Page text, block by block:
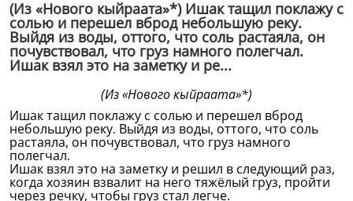
(Из «Нового кыйраата»*) Ишак тащил поклажу с
солью и перешел вброд небольшую реку.
Выйдя из воды, оттого, что соль растаяла, он
почувствовал, что груз намного полегчал.
Ишак взял это на заметку и ре...
(Из «Нового кыйраата»*)
Ишак тащил поклажу с солью и перешел вброд
небольшую реку. Выйдя из воды, оттого, что соль
растаяла, он почувствовал, что груз намного
полегчал.
Ишак взял это на заметку и решил в следующий раз,
когда хозяин взвалит на него тяжёлый груз, пройти
через речку, чтобы груз стал легче.